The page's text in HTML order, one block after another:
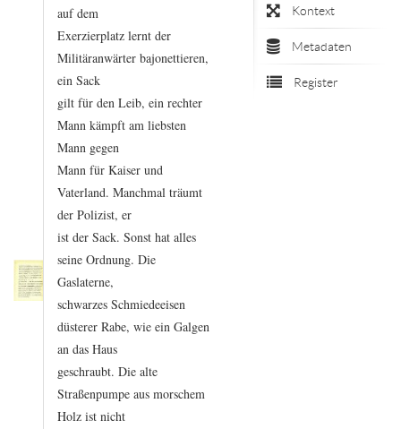
auf dem
Exerzierplatz lernt der
Militäranwärter bajonettieren,
ein Sack
gilt für den Leib, ein rechter
Mann kämpft am liebsten
Mann gegen
Mann für Kaiser und
Vaterland. Manchmal träumt
der Polizist, er
ist der Sack. Sonst hat alles
seine Ordnung. Die
Gaslaterne,
schwarzes Schmiedeeisen
düsterer Rabe, wie ein Galgen
an das Haus
geschraubt. Die alte
Straßenpumpe aus morschem
Holz ist nicht
Kontext
Metadaten
Register